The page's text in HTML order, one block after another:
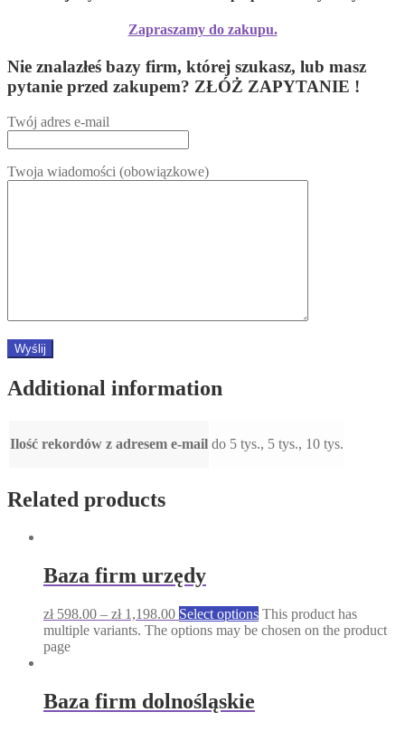
Zapraszamy do zakupu.
Nie znalazłeś bazy firm, której szukasz, lub masz
pytanie przed zakupem? ZŁÓŻ ZAPYTANIE !
Twój adres e-mail
Twoja wiadomości (obowiązkowe)
Additional information
Ilość rekordów z adresem e-mail do 5 tys., 5 tys., 10 tys.
Related products
Baza firm urzędy
zł598.00 – zł1,198.00 Select options This product has
multiple variants. The options may be chosen on the product
page
Baza firm dolnośląskie